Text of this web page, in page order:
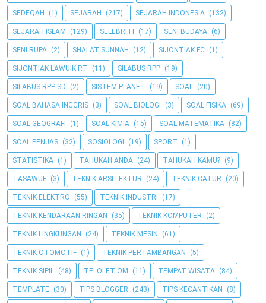
SEDEQAH (1) SEJARAH (217) SEJARAH INDONESIA (132)
SEJARAH ISLAM (129) SELEBRITI (17) SENI BUDAYA (6)
SENI RUPA (2) SHALAT SUNNAH (12) SIJONTIAK FC (1)
SIJONTIAK LAWUIK P.T (11) SILABUS RPP (19)
SILABUS RPP SD (2) SISTEM PLANET (19) SOAL (20)
SOAL BAHASA INGGRIS (3) SOAL BIOLOGI (3) SOAL FISIKA (69)
SOAL GEOGRAFI (1) SOAL KIMIA (15) SOAL MATEMATIKA (82)
SOAL PENJAS (32) SOSIOLOGI (19) SPORT (1)
STATISTIKA (1) TAHUKAH ANDA (24) TAHUKAH KAMU? (9)
TASAWUF (3) TEKNIK ARSITEKTUR (24) TEKNIK CATUR (20)
TEKNIK ELEKTRO (55) TEKNIK INDUSTRI (17)
TEKNIK KENDARAAN RINGAN (35) TEKNIK KOMPUTER (2)
TEKNIK LINGKUNGAN (24) TEKNIK MESIN (61)
TEKNIK OTOMOTIF (1) TEKNIK PERTAMBANGAN (5)
TEKNIK SIPIL (48) TELOLET OM (11) TEMPAT WISATA (84)
TEMPLATE (30) TIPS BLOGGER (243) TIPS KECANTIKAN (8)